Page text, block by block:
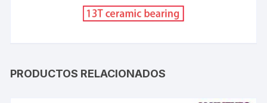
PRODUCTOS RELACIONADOS